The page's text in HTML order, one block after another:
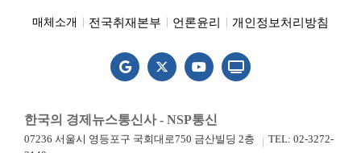
매체소개 전국취재본부 언론윤리 개인정보처리방침
한국의 경제뉴스통신사 - NSP통신
07236 서울시 영등포구 국회대로750 금산빌딩 2층
TEL: 02-3272-